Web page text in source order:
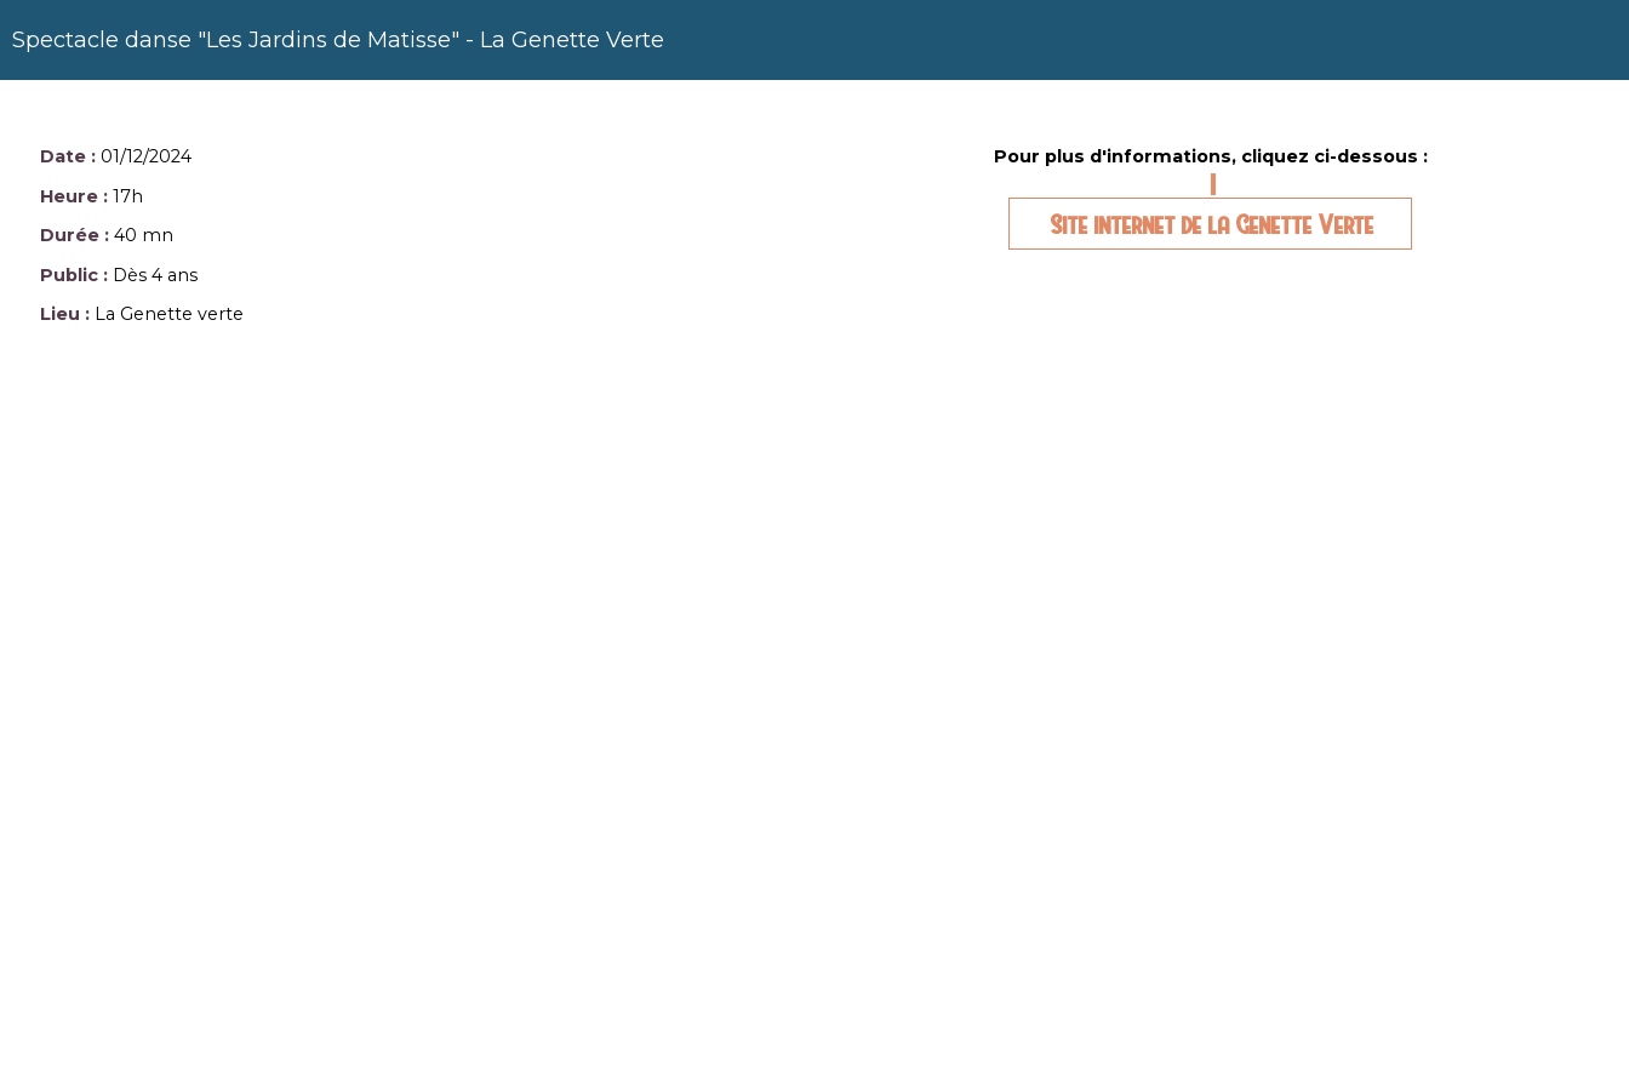
Spectacle danse "Les Jardins de Matisse" - La Genette Verte
Date : 01/12/2024
Heure : 17h
Durée : 40 mn
Public : Dès 4 ans
Lieu : La Genette verte
Pour plus d'informations, cliquez ci-dessous :
Site internet de la Genette Verte